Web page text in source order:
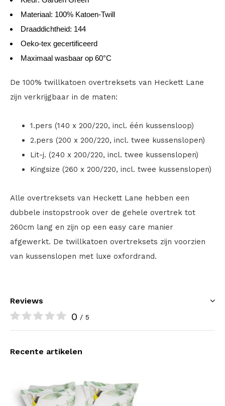
Materiaal: 100% Katoen-Twill
Draaddichtheid: 144
Oeko-tex gecertificeerd
Maximaal wasbaar op 60°C
De 100% twillkatoen overtreksets van Heckett Lane
zijn verkrijgbaar in de maten:
1.pers (140 x 200/220, incl. één kussensloop)
2.pers (200 x 200/220, incl. twee kussenslopen)
Lit-j. (240 x 200/220, incl. twee kussenslopen)
Kingsize (260 x 200/220, incl. twee kussenslopen)
Alle overtreksets van Heckett Lane hebben een
dubbele instopstrook over de gehele overtrek tot
260cm lang en zijn op een easy care manier
afgewerkt. De twillkatoen overtreksets zijn voorzien
van kussenslopen met luxe oxfordrand.
Reviews
0 / 5
Recente artikelen